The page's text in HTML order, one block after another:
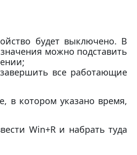
будет выключено. В
можно подставить
все работающие
в котором указано время,
Win+R и набрать туда